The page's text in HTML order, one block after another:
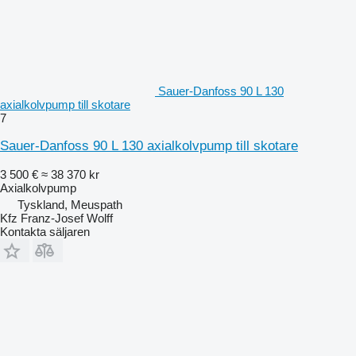
Sauer-Danfoss 90 L 130
axialkolvpump till skotare
7
Sauer-Danfoss 90 L 130 axialkolvpump till skotare
3 500 € ≈ 38 370 kr
Axialkolvpump
Tyskland, Meuspath
Kfz Franz-Josef Wolff
Kontakta säljaren